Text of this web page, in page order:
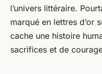
l’univers littéraire.
marqué en lettres d’or
cache une histoire
sacrifices et de